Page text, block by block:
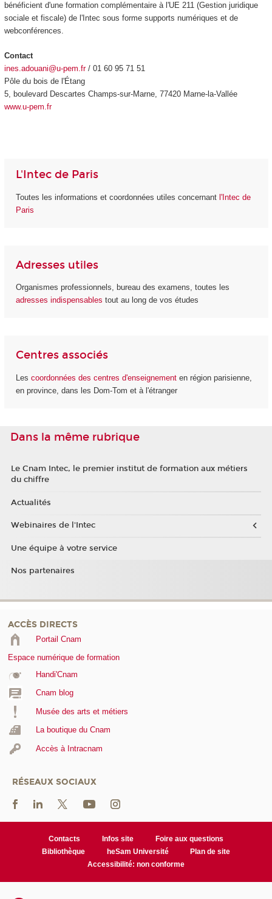
bénéficient d'une formation complémentaire à l'UE 211 (Gestion juridique
sociale et fiscale) de l'Intec sous forme supports numériques et de
webconférences.
Contact
ines.adouani@u-pem.fr/ 01 60 95 71 51
Pôle du bois de l'Étang
5, boulevard Descartes Champs-sur-Marne, 77420 Marne-la-Vallée
www.u-pem.fr
L'Intec de Paris
Toutes les informations et coordonnées utiles concernant l'Intec de
Paris
Adresses utiles
Organismes professionnels, bureau des examens, toutes les
adresses indispensables tout au long de vos études
Centres associés
Les coordonnées des centres d'enseignement en région parisienne,
en province, dans les Dom-Tom et à l'étranger
Dans la même rubrique
Le Cnam Intec, le premier institut de formation aux métiers
du chiffre
Actualités
Webinaires de l'Intec
Une équipe à votre service
Nos partenaires
ACCÈS DIRECTS
Portail Cnam
Espace numérique de formation
Handi'Cnam
Cnam blog
Musée des arts et métiers
La boutique du Cnam
Accès à Intracnam
RÉSEAUX SOCIAUX
Contacts Infos site
Foire aux questions
Bibliothèque
heSam Université
Plan de site
Accessibilité: non conforme